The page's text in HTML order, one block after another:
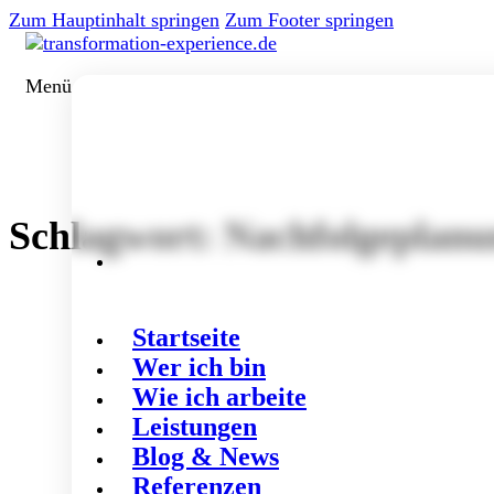
Zum Hauptinhalt springen Zum Footer springen
Menü
Startseite
Wer ich bin
Wie ich arbeite
Leistungen
Blog & News
Referenzen
Schlagwort: